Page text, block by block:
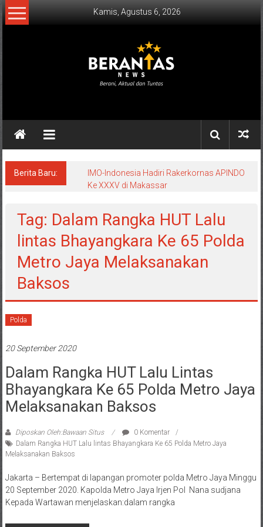
Lompat
ke
Kamis, Agustus 6, 2026
NEWS
Aktual
Tuntas.
Berita Baru:
IMO-Indonesia Hadiri Rakerkornas APINDO
Ke XXXV di Makassar
Tag: Dalam Rangka HUT Lalu
lintas Bhayangkara Ke 65 Polda
Metro Jaya Melaksanakan
Baksos
Polda
20 September 2020
Dalam Rangka HUT Lalu Lintas
Bhayangkara Ke 65 Polda Metro Jaya
Melaksanakan Baksos
Diposkan Oleh:Bawaan Situs
0 Komentar
Dalam Rangka HUT Lalu lintas Bhayangkara Ke 65 Polda Metro Jaya
Melaksanakan Baksos
Jakarta – Bertempat di lapangan promoter polda Metro Jaya Minggu
20 September 2020. Kapolda Metro Jaya Irjen Pol Nana sudjana
Kepada Wartawan menjelaskan:dalam rangka